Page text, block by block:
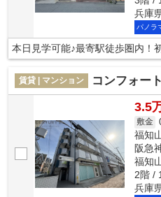
兵庫
パノラ
本日見学可能♪最寄駅徒歩圏内
賃貸 | マンション コンフォー
3.5
敷金
福知
阪急
福知
2階 /
兵庫